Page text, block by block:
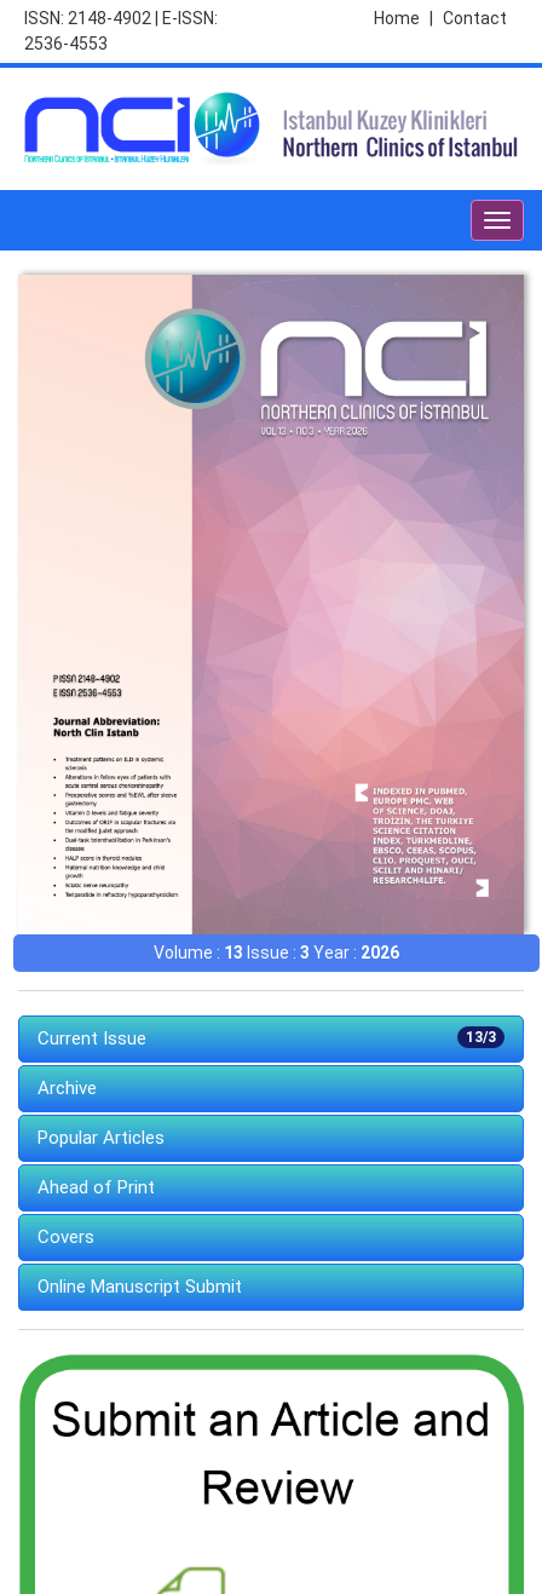
ISSN: 2148-4902 | E-ISSN:
2536-4553
Contact
Home
Volume : 13 Issue : 3 Year : 2026
13/3
Current Issue
Archive
Popular Articles
Ahead of Print
Covers
Online Manuscript Submit